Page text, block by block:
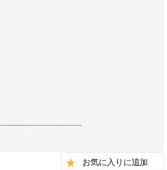
お気に入りに追加